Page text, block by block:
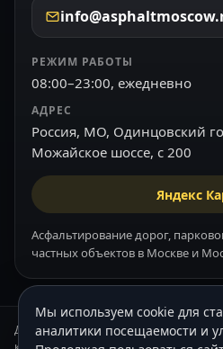
РЕЖИМ РАБОТЫ
08:00–23:00, ежедневно
АДРЕС
Россия, МО, Одинцовский
Можайское шоссе, с 200
Яндекс
Асфальтирование дорог,
частных объектов в Москве и
Данный интернет-сайт носит
Мы используем cookie для
аналитики посещаемости и